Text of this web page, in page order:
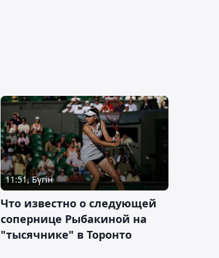
11:51, Бүгін
Что известно о следующей
сопернице Рыбакиной на
"тысячнике" в Торонто